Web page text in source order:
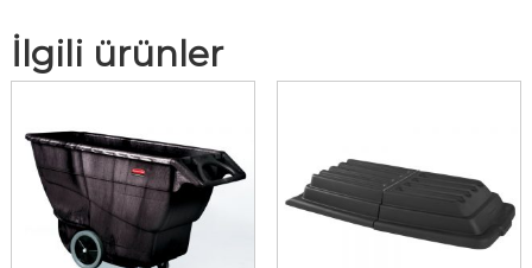
İlgili ürünler